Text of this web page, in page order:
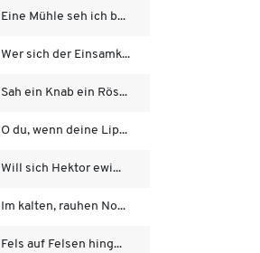
Eine Mühle seh ich b...
Wer sich der Einsamk...
Sah ein Knab ein Rös...
O du, wenn deine Lip...
Will sich Hektor ewi...
Im kalten, rauhen No...
Fels auf Felsen hing...